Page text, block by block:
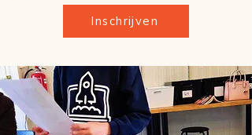
Inschrijven